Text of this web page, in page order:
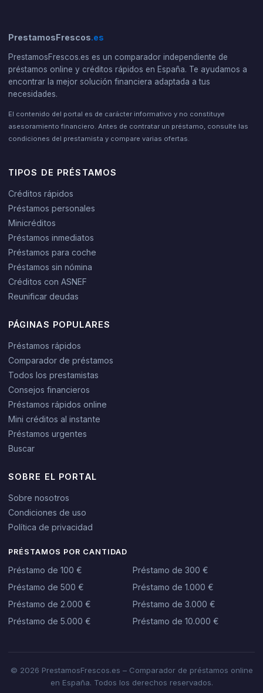
PrestamosFrescos.es
PrestamosFrescos.es es un comparador independiente de
préstamos online y créditos rápidos en España. Te ayudamos a
encontrar la mejor solución financiera adaptada a tus
necesidades.
El contenido del portal es de carácter informativo y no constituye
asesoramiento financiero. Antes de contratar un préstamo, consulte las
condiciones del prestamista y compare varias ofertas.
TIPOS DE PRÉSTAMOS
Créditos rápidos
Préstamos personales
Minicréditos
Préstamos inmediatos
Préstamos para coche
Préstamos sin nómina
Créditos con ASNEF
Reunificar deudas
PÁGINAS POPULARES
Préstamos rápidos
Comparador de préstamos
Todos los prestamistas
Consejos financieros
Préstamos rápidos online
Mini créditos al instante
Préstamos urgentes
Buscar
SOBRE EL PORTAL
Sobre nosotros
Condiciones de uso
Política de privacidad
PRÉSTAMOS POR CANTIDAD
Préstamo de 100 €
Préstamo de 300 €
Préstamo de 500 €
Préstamo de 1.000 €
Préstamo de 2.000 €
Préstamo de 3.000 €
Préstamo de 5.000 €
Préstamo de 10.000 €
© 2026 PrestamosFrescos.es – Comparador de préstamos online
en España. Todos los derechos reservados.